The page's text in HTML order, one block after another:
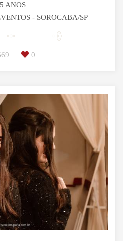
ANOS
- SOROCABA/SP
0